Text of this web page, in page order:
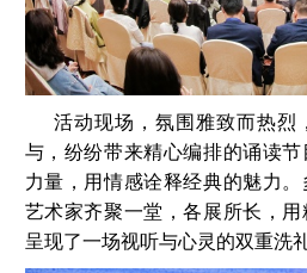
活动现场，氛围雅致而热烈
与，纷纷带来精心编排的诵读
力量，用情感诠释经典的魅力
艺术家齐聚一堂，各展所长，
呈现了一场视听与心灵的双重洗礼